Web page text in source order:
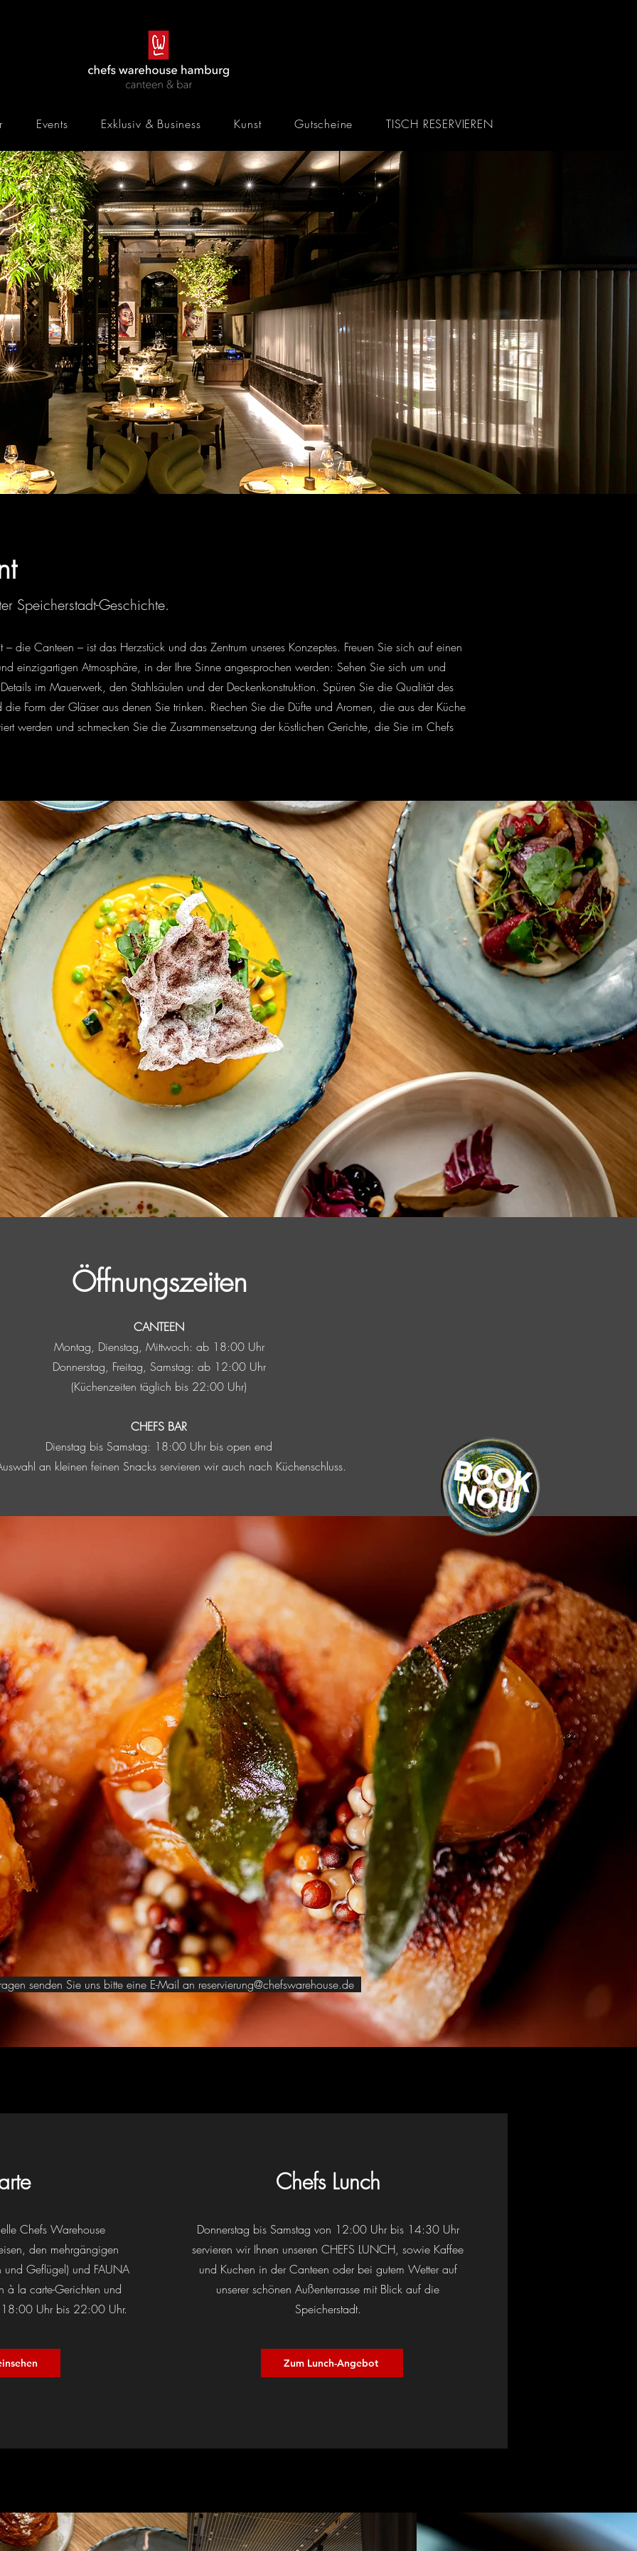
Events Exklusiv & Business Kunst Gutscheine TISCH RESERVIEREN
Speicherstadt-Geschichte.
– die Canteen – ist das Herzstück und das Zentrum unseres Konzeptes. Freuen Sie sich auf einen
einzigartigen Atmosphäre, in der Ihre Sinne angesprochen werden: Sehen Sie sich um und
im Mauerwerk, den Stahlsäulen und der Deckenkonstruktion. Spüren Sie die Qualität des
Form der Gläser aus denen Sie trinken. Riechen Sie die Düfte und Aromen, die aus der Küche
werden und schmecken Sie die Zusammensetzung der köstlichen Gerichte, die Sie im Chefs
Öffnungszeiten
CANTEEN
Montag, Dienstag, Mittwoch: ab 18:00 Uhr
Donnerstag, Freitag, Samstag: ab 12:00 Uhr
(Küchenzeiten täglich bis 22:00 Uhr)
CHEFS BAR
Dienstag bis Samstag: 18:00 Uhr bis open end
an kleinen feinen Snacks servieren wir auch nach Küchenschluss.
senden Sie uns bitte eine E-Mail an reservierung@chefswarehouse.de
Chefs Warehouse
den mehrgängigen
und Geflügel) und FAUNA
à la carte-Gerichten und
18:00 Uhr bis 22:00 Uhr.
Chefs Lunch
Donnerstag bis Samstag von 12:00 Uhr bis 14:30 Uhr
servieren wir Ihnen unseren CHEFS LUNCH, sowie Kaffee
und Kuchen in der Canteen oder bei gutem Wetter auf
unserer schönen Außenterrasse mit Blick auf die
Speicherstadt.
Zum Lunch-Angebot